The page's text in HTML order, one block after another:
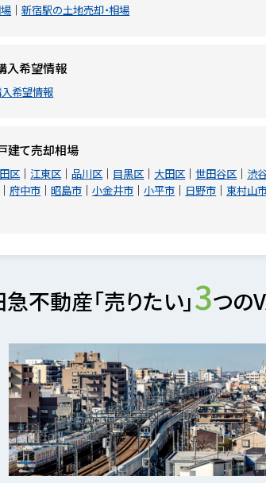
新宿駅の土地売却・相場
入希望情報
希望情報
建て売却相場
区 江東区 品川区 目黒区 大田区 世田谷区
渋
府中市 昭島市 小金井市 小平市 日野市
東村山
不動産「売りたい」3つの